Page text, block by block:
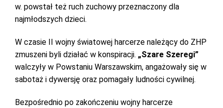
w. powstał też ruch zuchowy przeznaczony dla
najmłodszych dzieci.
W czasie II wojny światowej harcerze należący do ZHP
zmuszeni byli działać w konspiracji. „Szare Szeregi”
walczyły w Powstaniu Warszawskim, angażowały się w
sabotaż i dywersję oraz pomagały ludności cywilnej.
Bezpośrednio po zakończeniu wojny harcerze